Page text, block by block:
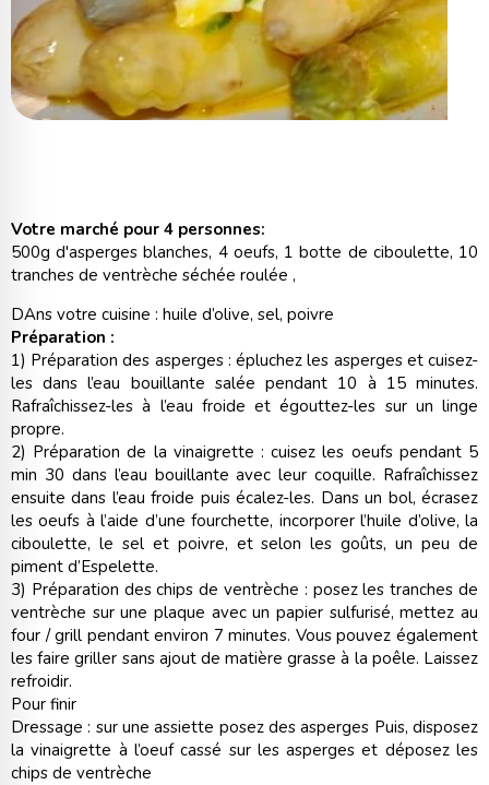
Votre marché pour 4 personnes:
500g d'asperges blanches, 4 oeufs, 1 botte de ciboulette, 10
tranches de ventrèche séchée roulée ,
DAns votre cuisine : huile d’olive, sel, poivre
Préparation :
1) Préparation des asperges : épluchez les asperges et cuisez-
les dans l’eau bouillante salée pendant 10 à 15 minutes.
Rafraîchissez-les à l’eau froide et égouttez-les sur un linge
propre.
2) Préparation de la vinaigrette : cuisez les oeufs pendant 5
min 30 dans l’eau bouillante avec leur coquille. Rafraîchissez
ensuite dans l’eau froide puis écalez-les. Dans un bol, écrasez
les oeufs à l’aide d’une fourchette, incorporer l’huile d’olive, la
ciboulette, le sel et poivre, et selon les goûts, un peu de
piment d’Espelette.
3) Préparation des chips de ventrèche : posez les tranches de
ventrèche sur une plaque avec un papier sulfurisé, mettez au
four / grill pendant environ 7 minutes. Vous pouvez également
les faire griller sans ajout de matière grasse à la poêle. Laissez
refroidir.
Pour finir
Dressage : sur une assiette posez des asperges Puis, disposez
la vinaigrette à l’oeuf cassé sur les asperges et déposez les
chips de ventrèche